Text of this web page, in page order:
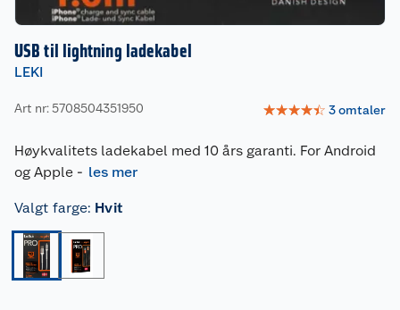
USB til lightning ladekabel
LEKI
Art nr: 5708504351950 ☆☆☆☆☆ 3omtaler
Høykvalitets ladekabel med 10 års garanti. For Android
og Apple - les mer
Valgt farge: Hvit